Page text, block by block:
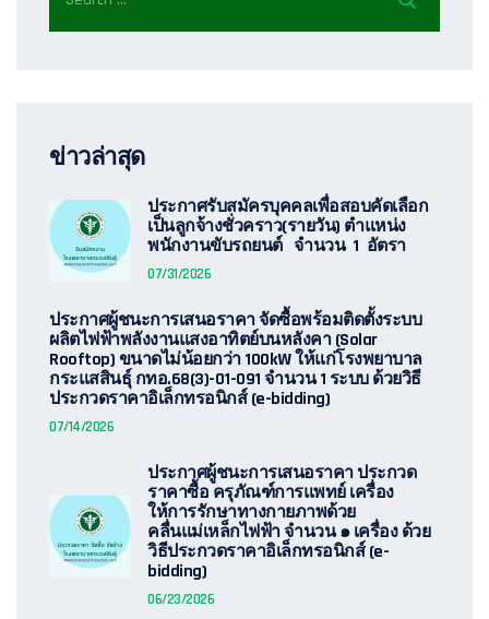
ข่าวล่าสุด
ประกาศรับสมัครบุคคลเพื่อสอบคัดเลือก
เป็นลูกจ้างชั่วคราว(รายวัน) ตำแหน่ง
พนักงานขับรถยนต์ จำนวน 1 อัตรา
07/31/2026
ประกาศผู้ชนะการเสนอราคา จัดซื้อพร้อมติดตั้งระบบ
ผลิตไฟฟ้าพลังงานแสงอาทิตย์บนหลังคา (Solar
Rooftop) ขนาดไม่น้อยกว่า 100kW ให้แก่โรงพยาบาล
กระแสสินธุ์ กทอ.68(3)-01-091 จำนวน 1 ระบบ ด้วยวิธี
ประกวดราคาอิเล็กทรอนิกส์ (e-bidding)
07/14/2026
ประกาศผู้ชนะการเสนอราคา ประกวด
ราคาซื้อ ครุภัณฑ์การแพทย์ เครื่อง
ให้การรักษาทางกายภาพด้วย
คลื่นแม่เหล็กไฟฟ้า จำนวน ๑ เครื่อง ด้วย
วิธีประกวดราคาอิเล็กทรอนิกส์ (e-
bidding)
06/23/2026